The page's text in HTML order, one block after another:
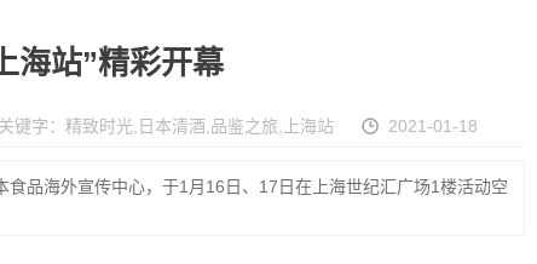
海站”精彩开幕
键字： 精致时光 日本清酒 品鉴之旅 上海站 2021-01-18
品海外宣传中心，于1月16日、17日在上海世纪汇广场1楼活动空